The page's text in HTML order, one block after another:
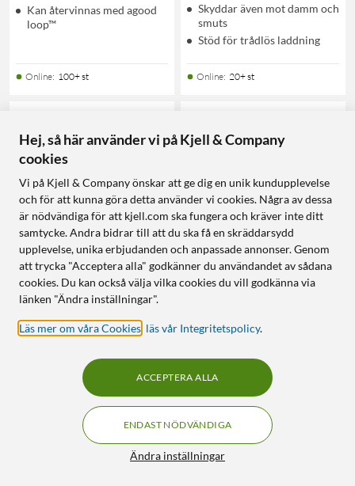
Kan återvinnas med agood
loop™
Online: 100+ st
Skyddar även mot damm och
smuts
Stöd för trådlös laddning
Online: 20+ st
Transparent skal för
4.0 (10)
Antibakteriellt
Otterbox
5.0
14990
Robust och stöttåligt
Slimmat och genomskinligt
Stöd för trådlös laddning
Online
Hej, så här använder vi på Kjell & Company
cookies
Vi på Kjell & Company önskar att ge dig en unik kundupplevelse
och för att kunna göra detta använder vi cookies. Några av dessa
är nödvändiga för att kjell.com ska fungera och kräver inte ditt
samtycke. Andra bidrar till att du ska få en skräddarsydd
upplevelse, unika erbjudanden och anpassade annonser. Genom
att trycka "Acceptera alla" godkänner du användandet av sådana
cookies. Du kan också välja vilka cookies du vill godkänna via
länken "Ändra inställningar".
Läs mer om våra Cookies läs vår Integritetspolicy.
Ändra inställningar
ENDAST NÖDVÄNDIGA
ACCEPTERA ALLA